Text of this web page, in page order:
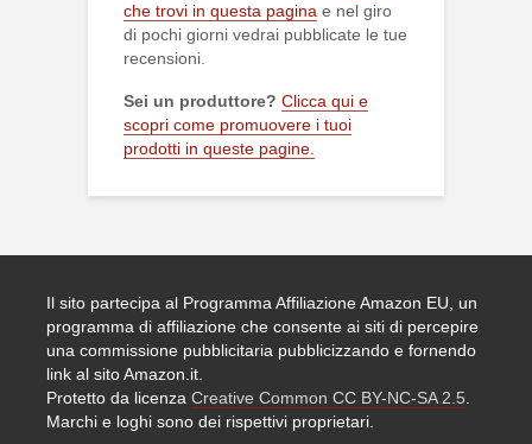
che trovi in questa pagina e nel giro
di pochi giorni vedrai pubblicate le tue
recensioni.
Sei un produttore? Clicca qui e
scopri come promuovere i tuoi
prodotti in queste pagine.
Il sito partecipa al Programma Affiliazione Amazon EU, un
programma di affiliazione che consente ai siti di percepire
una commissione pubblicitaria pubblicizzando e fornendo
link al sito Amazon.it.
Protetto da licenza Creative Common CC BY-NC-SA 2.5
Marchi e loghi sono dei rispettivi proprietari.